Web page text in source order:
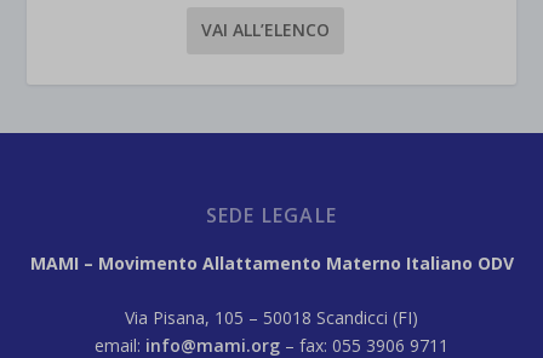
VAI ALL’ELENCO
SEDE LEGALE
MAMI – Movimento Allattamento Materno Italiano ODV
Via Pisana, 105 – 50018 Scandicci (FI)
email: info@mami.org – fax: 055 3906 9711